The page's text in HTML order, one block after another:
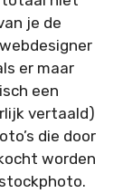
je de
er maar
een
vertaald)
die door
worden